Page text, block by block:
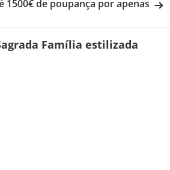
1500€ de poupança por apenas
Família estilizada